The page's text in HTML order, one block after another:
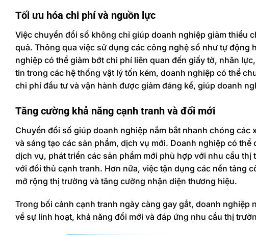
Tối ưu hóa chi phí và nguồn lực
Việc chuyển đổi số không chỉ giúp doanh nghiệp giảm thiểu
quả. Thông qua việc sử dụng các công nghệ số như tự động
nghiệp có thể giảm bớt chi phí liên quan đến giấy tờ, nhân
tin trong các hệ thống vật lý tốn kém, doanh nghiệp có thể
chi phí đầu tư và vận hành được giảm đáng kể, giúp doanh
Tăng cường khả năng cạnh tranh và đổi mới
Chuyển đổi số giúp doanh nghiệp nắm bắt nhanh chóng
và sáng tạo các sản phẩm, dịch vụ mới. Doanh nghiệp có
dịch vụ, phát triển các sản phẩm mới phù hợp với nhu cầu
với đối thủ cạnh tranh. Hơn nữa, việc tận dụng các nền tảng
mở rộng thị trường và tăng cường nhận diện thương hiệu.
Trong bối cảnh cạnh tranh ngày càng gay gắt, doanh
về sự linh hoạt, khả năng đổi mới và đáp ứng nhu cầu thị